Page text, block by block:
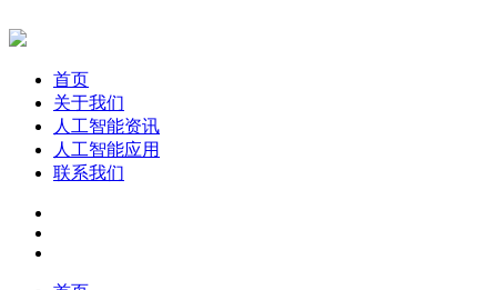
首页
关于我们
人工智能资讯
人工智能应用
联系我们